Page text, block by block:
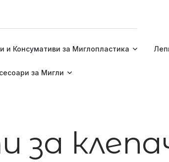
и Консумативи за Миглопластика
за Мигли
за